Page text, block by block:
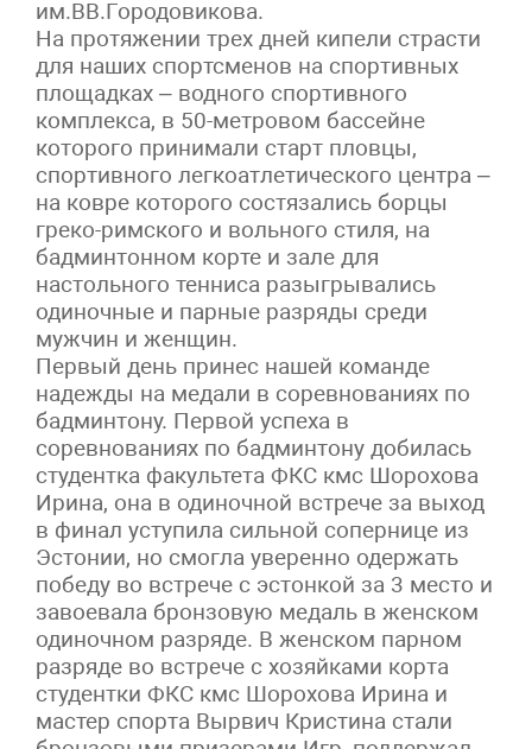
им.ВВ.Городовикова.
На протяжении трех дней кипели страсти
для наших спортсменов на спортивных
площадках – водного спортивного
комплекса, в 50-метровом бассейне
которого принимали старт пловцы,
спортивного легкоатлетического центра –
на ковре которого состязались борцы
греко-римского и вольного стиля, на
бадминтонном корте и зале для
настольного тенниса разыгрывались
одиночные и парные разряды среди
мужчин и женщин.
Первый день принес нашей команде
надежды на медали в соревнованиях по
бадминтону. Первой успеха в
соревнованиях по бадминтону добилась
студентка факультета ФКС кмс Шорохова
Ирина, она в одиночной встрече за выход
в финал уступила сильной сопернице из
Эстонии, но смогла уверенно одержать
победу во встрече с эстонкой за 3 место и
завоевала бронзовую медаль в женском
одиночном разряде. В женском парном
разряде во встрече с хозяйками корта
студентки ФКС кмс Шорохова Ирина и
мастер спорта Вырвич Кристина стали